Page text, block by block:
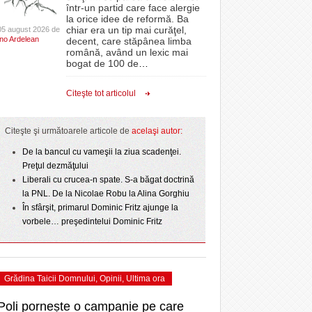
atacă
o nou-promovată
ce a pierdut
- 3 August 2026
cu o victorie
La Muzeul Apei are loc expoziția „Sub semnul
curgerii. Între transparență și permanență” - 4
- 3 August 2026
View all
proiectelor derulate de instituție din fonduri
europene/FOTO
ANAF oferă persoanelor fizice posibilitatea să
beneficieze de Declarația Unică 212
2025
CLIPURI VIDEO
JOCURI ONLINE
DIVERSE
FARMACII DIN
GRĂDINIŢE DIN TIMIŞ
PRIMĂRIILE DIN TIMIŞ
SFATUL MEDICULUI
SFATURI JURIDICE
august 2026 de
Ardelean
într-un partid care face alergie
la orice idee de reformă. Ba
chiar era un tip mai curăţel,
decent, care stăpânea limba
română, având un lexic mai
bogat de 100 de
Citeşte tot articolul
Citeşte şi următoarele articole de acelaşi autor:
De la bancul cu vameşii la ziua scadenţei.
Preţul dezmăţului
Liberali cu crucea-n spate. S-a băgat doctrină
la PNL. De la Nicolae Robu la Alina Gorghiu
În sfârşit, primarul Dominic Fritz ajunge la
vorbele… preşedintelui Dominic Fritz
Grădina Taicii Domnului, Opinii, Ultima ora
pornește o campanie pe care